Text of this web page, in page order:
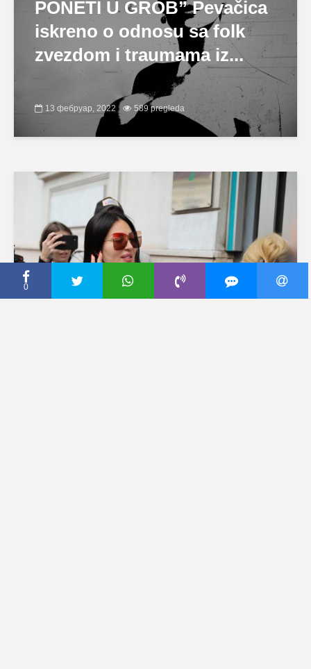
PONETI U GROB” Pevačica
iskreno o odnosu sa folk
zvezdom i traumama iz...
13 фебруар, 2022 589 pregleda
0